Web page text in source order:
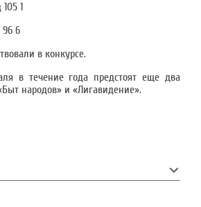
1
6
в конкурсе.
в течение года предстоят еще два
народов» и «Лигавидение».